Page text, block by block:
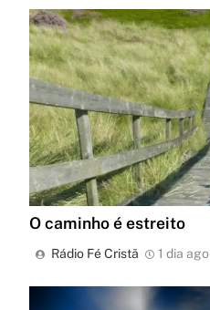
O caminho é estreito
Rádio Fé Cristã 1 dia ago